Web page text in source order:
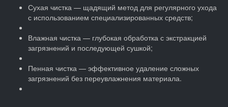
Сухая чистка — щадящий метод для регулярного ухода
с использованием специализированных средств;
Влажная чистка — глубокая обработка с экстракцией
загрязнений и последующей сушкой;
Пенная чистка — эффективное удаление сложных
загрязнений без переувлажнения материала.